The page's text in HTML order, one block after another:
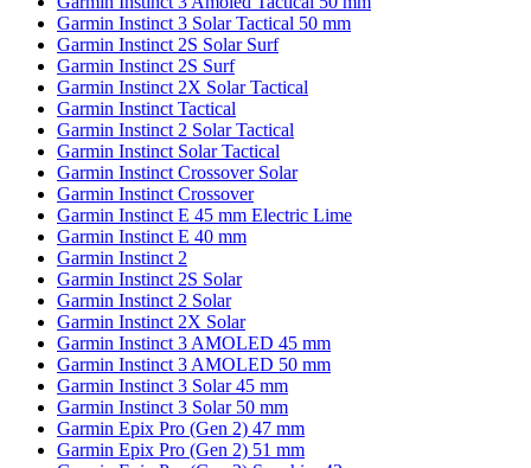
Garmin Instinct 3 Solar Tactical 50 mm
Garmin Instinct 2S Solar Surf
Garmin Instinct 2S Surf
Garmin Instinct 2X Solar Tactical
Garmin Instinct Tactical
Garmin Instinct 2 Solar Tactical
Garmin Instinct Solar Tactical
Garmin Instinct Crossover Solar
Garmin Instinct Crossover
Garmin Instinct E 45 mm Electric Lime
Garmin Instinct E 40 mm
Garmin Instinct 2
Garmin Instinct 2S Solar
Garmin Instinct 2 Solar
Garmin Instinct 2X Solar
Garmin Instinct 3 AMOLED 45 mm
Garmin Instinct 3 AMOLED 50 mm
Garmin Instinct 3 Solar 45 mm
Garmin Instinct 3 Solar 50 mm
Garmin Epix Pro (Gen 2) 47 mm
Garmin Epix Pro (Gen 2) 51 mm